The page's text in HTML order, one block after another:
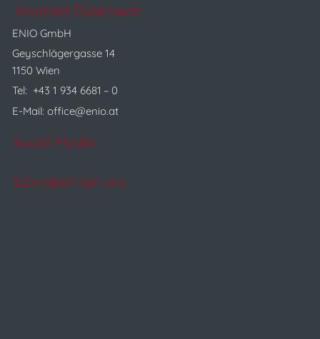
Kontakt Österreich
ENIO GmbH
Geyschlägergasse 14
1150 Wien
Tel: +43 1 934 6681 – 0
E‑Mail:office@enio.at
Social Media
Schreiben Sie uns